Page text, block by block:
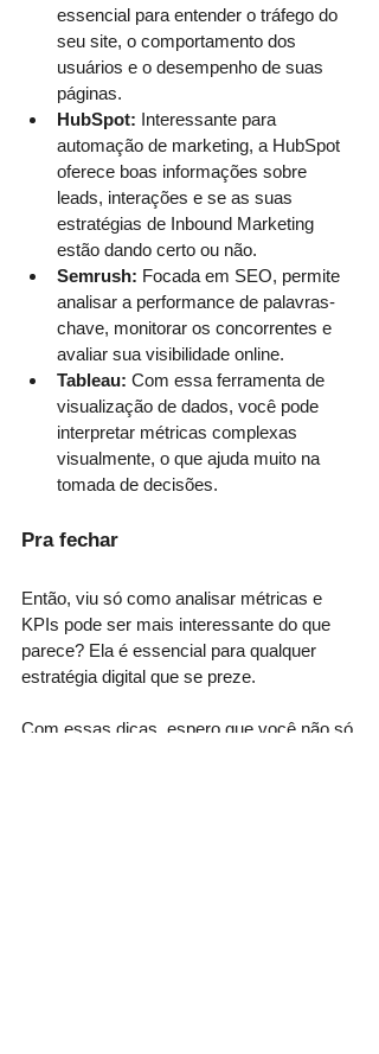
essencial para entender o tráfego do
seu site, o comportamento dos
usuários e o desempenho de suas
páginas.
HubSpot: Interessante para
automação de marketing, a HubSpot
oferece boas informações sobre
leads, interações e se as suas
estratégias de Inbound Marketing
estão dando certo ou não.
Semrush: Focada em SEO, permite
analisar a performance de palavras-
chave, monitorar os concorrentes e
avaliar sua visibilidade online.
Tableau: Com essa ferramenta de
visualização de dados, você pode
interpretar métricas complexas
visualmente, o que ajuda muito na
tomada de decisões.
Pra fechar
Então, viu só como analisar métricas e
KPIs pode ser mais interessante do que
parece? Ela é essencial para qualquer
estratégia digital que se preze.
Com essas dicas, espero que você não só